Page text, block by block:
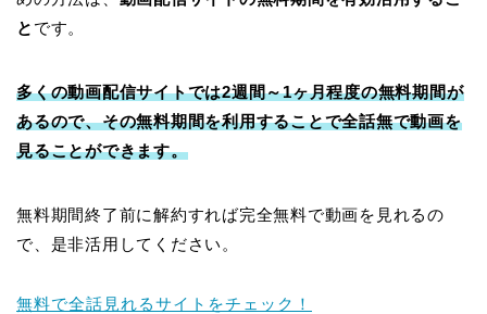
と です。
多くの動画配信サイトでは2週間～1ヶ月程度の無料期間が
あるので、その無料期間を利用することで全話無で動画を
見ることができます。
無料期間終了前に解約すれば完全無料で動画を見れるの
で、是非活用してください。
無料で全話見れるサイトをチェック！